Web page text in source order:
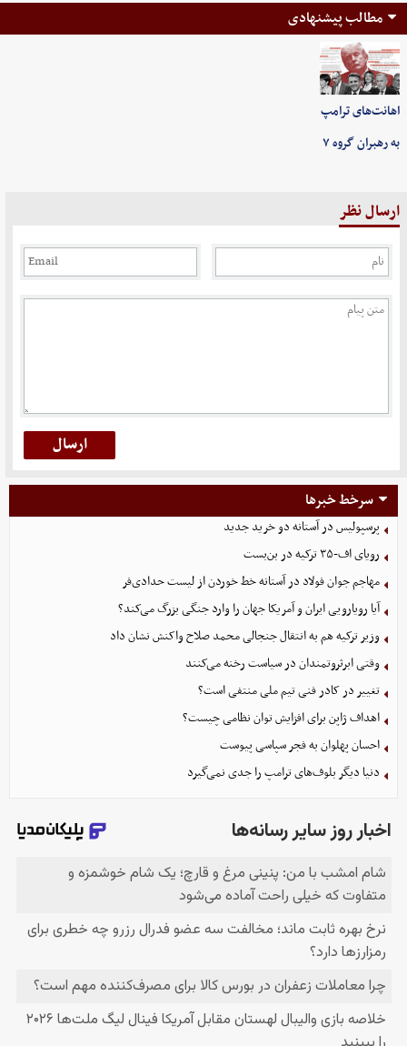
مطالب پیشنهادی
اهانت‌های ترامپ
به رهبران گروه ۷
ارسال نظر
سرخط خبرها
پرسپولیس در آستانه دو خرید جدید
رویای اف-۳۵ ترکیه در بن‌بست
مهاجم جوان فولاد در آستانه خط خوردن از لیست حدادی‌فر
آیا رویارویی ایران و آمریکا جهان را وارد جنگی بزرگ می‌کند؟
وزیر ترکیه هم به انتقال جنجالی محمد صلاح واکنش نشان داد
وقتی ابرثروتمندان در سیاست رخنه می‌کنند
تغییر در کادر فنی تیم ملی منتفی است؟
اهداف ژاپن برای افزایش توان نظامی چیست؟
احسان پهلوان به فجر سپاسی پیوست
دنیا دیگر بلوف‌های ترامپ را جدی نمی‌گیرد